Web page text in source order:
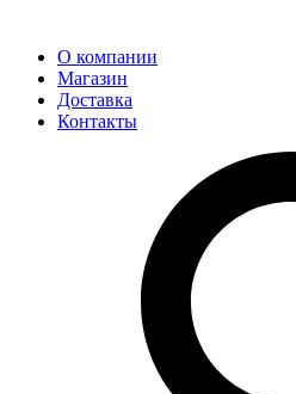
О компании
Магазин
Доставка
Контакты